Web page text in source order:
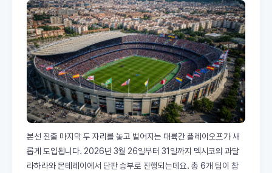
본선 진출 마지막 두 자리를 놓고 벌어지는 대륙간 플레이오프가 새
롭게 도입됩니다. 2026년 3월 26일부터 31일까지 멕시코의 과달
라하라와 몬테레이에서 단판 승부로 진행되는데요. 총 6개 팀이 참